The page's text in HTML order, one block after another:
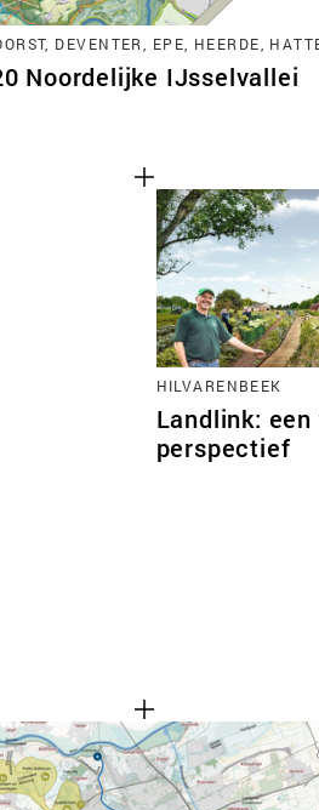
DEVENTER, EPE, HEERDE,
Noordelijke IJsselvallei
HILVARENBEEK
Landlink:
perspectief